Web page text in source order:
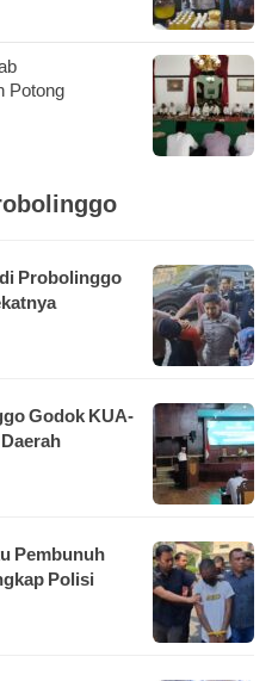
Potong
Probolinggo
Godok KUA-
Pembunuh
Polisi